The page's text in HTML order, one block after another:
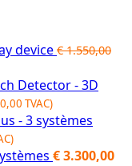
device €1.550,00
Detector - 3D
TVAC)
- 3 systèmes
€3.300,00